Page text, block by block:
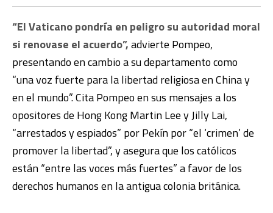
“El Vaticano pondría en peligro su autoridad moral
si renovase el acuerdo”,advierte Pompeo,
presentando en cambio a su departamento como
“una voz fuerte para la libertad religiosa en China y
en el mundo”. Cita Pompeo en sus mensajes a los
opositores de Hong Kong Martin Lee y Jilly Lai,
“arrestados y espiados” por Pekín por “el ‘crimen’ de
promover la libertad”, y asegura que los católicos
están “entre las voces más fuertes” a favor de los
derechos humanos en la antigua colonia británica.